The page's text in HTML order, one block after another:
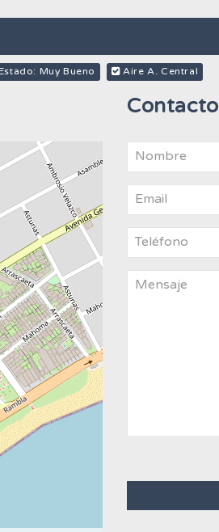
Muy Bueno Aire A. Central
Contacto